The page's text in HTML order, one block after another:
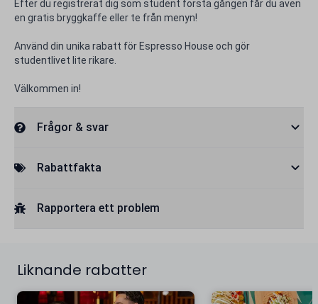
Efter du registrerat dig som student första gången får du även
en gratis bryggkaffe eller te från menyn!
Använd din unika rabatt för Espresso House och gör
studentlivet lite rikare.
Välkommen in!
Frågor & svar
Rabattfakta
Rapportera ett problem
Liknande rabatter